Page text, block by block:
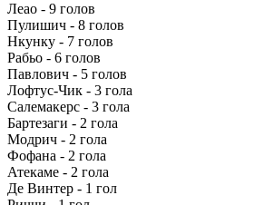
Леао - 9 голов
Пулишич - 8 голов
Нкунку - 7 голов
Рабьо - 6 голов
Павлович - 5 голов
Лофтус-Чик - 3 гола
Салемакерс - 3 гола
Бартезаги - 2 гола
Модрич - 2 гола
Фофана - 2 гола
Атекаме - 2 гола
Де Винтер - 1 гол